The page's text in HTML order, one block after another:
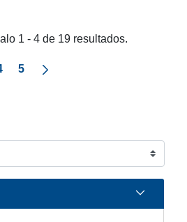
1 - 4 de 19 resultados.
5